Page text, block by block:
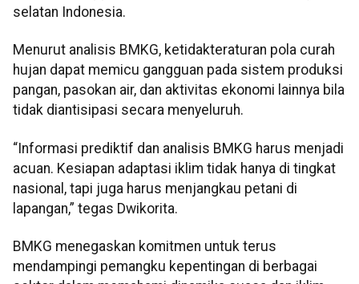
selatan Indonesia.
Menurut analisis BMKG, ketidakteraturan pola curah
hujan dapat memicu gangguan pada sistem produksi
pangan, pasokan air, dan aktivitas ekonomi lainnya bila
tidak diantisipasi secara menyeluruh.
“Informasi prediktif dan analisis BMKG harus menjadi
acuan. Kesiapan adaptasi iklim tidak hanya di tingkat
nasional, tapi juga harus menjangkau petani di
lapangan,” tegas Dwikorita.
BMKG menegaskan komitmen untuk terus
mendampingi pemangku kepentingan di berbagai